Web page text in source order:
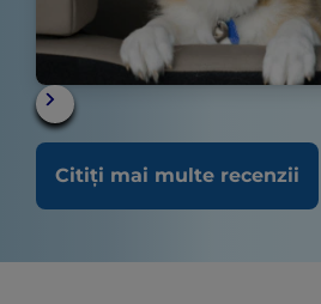
Citiți mai multe recenzii